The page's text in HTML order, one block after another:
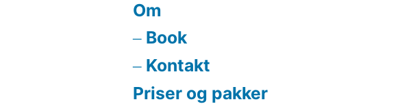
Om
Book
Kontakt
Priser og pakker